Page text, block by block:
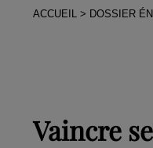
ACCUEIL DOSSIER
Vaincre